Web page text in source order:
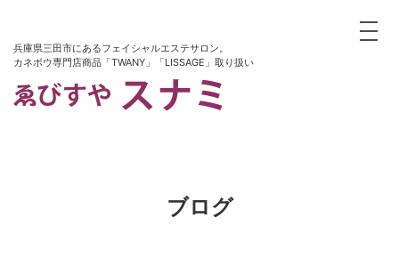
兵庫県三田市にあるフェイシャルエステサロン。
カネボウ専門店商品「TWANY」「LISSAGE」取り扱い
ブログ